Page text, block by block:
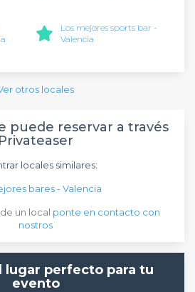
Los mejores sports bar -
Valencia
otros locales
puede reservar a través
Privateaser
locales similares:
bares - Valencia
un local ponte en contacto con
nostros
lugar perfecto para tu
evento